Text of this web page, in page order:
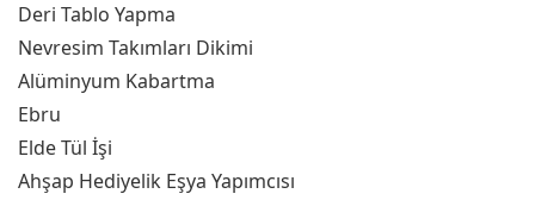
Deri Tablo Yapma
Nevresim Takımları Dikimi
Alüminyum Kabartma
Ebru
Elde Tül İşi
Ahşap Hediyelik Eşya Yapımcısı